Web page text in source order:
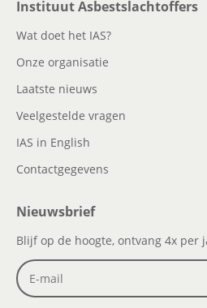
Instituut Asbestslachtoffers
Wat doet het IAS?
Onze organisatie
Laatste nieuws
Veelgestelde vragen
IAS in English
Contactgegevens
Nieuwsbrief
Blijf op de hoogte, ontvang 4x per